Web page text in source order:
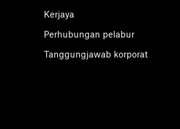
Kerjaya
Perhubungan pelabur
Tanggungjawab korporat